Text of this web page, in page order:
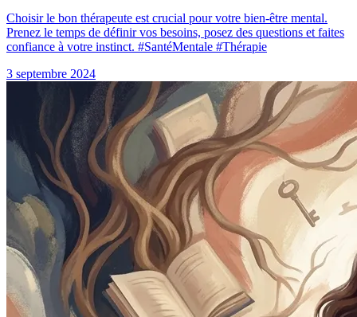
Choisir le bon thérapeute est crucial pour votre bien-être mental.
Prenez le temps de définir vos besoins, posez des questions et faites
confiance à votre instinct. #SantéMentale #Thérapie
3 septembre 2024